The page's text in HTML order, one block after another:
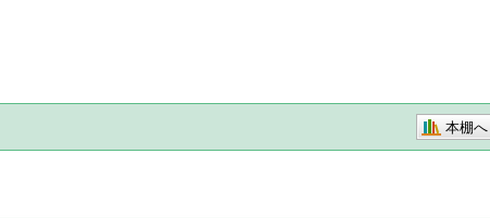
本棚へ